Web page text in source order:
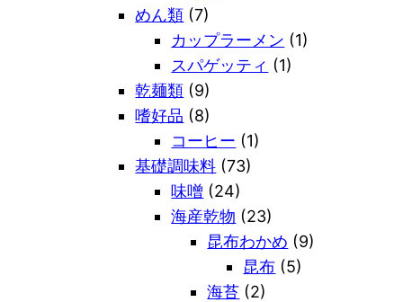
めん類 (7)
カップラーメン (1)
スパゲッティ (1)
乾麺類 (9)
嗜好品 (8)
コーヒー (1)
基礎調味料 (73)
味噌 (24)
海産乾物 (23)
昆布わかめ (9)
昆布 (5)
海苔 (2)